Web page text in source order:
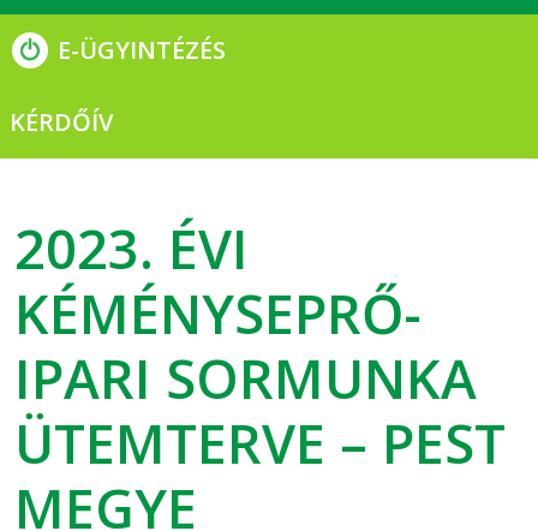
E-ÜGYINTÉZÉS
KÉRDŐÍV
2023. ÉVI
KÉMÉNYSEPRŐ-
IPARI SORMUNKA
ÜTEMTERVE – PEST
MEGYE